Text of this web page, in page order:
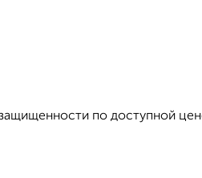
по доступной